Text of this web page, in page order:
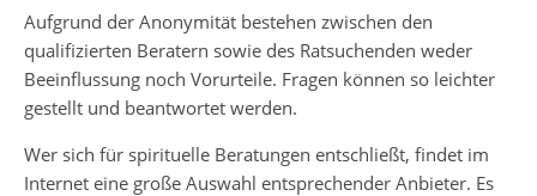
Aufgrund der Anonymität bestehen zwischen den
qualifizierten Beratern sowie des Ratsuchenden weder
Beeinflussung noch Vorurteile. Fragen können so leichter
gestellt und beantwortet werden.
Wer sich für spirituelle Beratungen entschließt, findet im
Internet eine große Auswahl entsprechender Anbieter. Es